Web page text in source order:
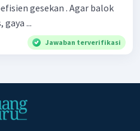
gesekan . Agar balok
...
Jawaban terverifikasi